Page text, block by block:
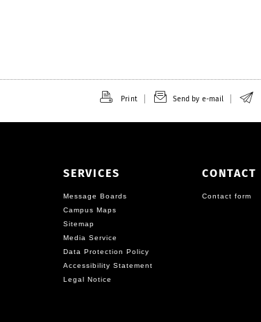
Print Send by e-mail
SERVICES
Message Boards
Campus Maps
Sitemap
Media Service
Data Protection Policy
Accessibility Statement
Legal Notice
CONTACT
Contact form